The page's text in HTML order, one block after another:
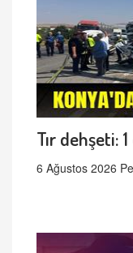
Tır dehşeti:
6 Ağustos 2026